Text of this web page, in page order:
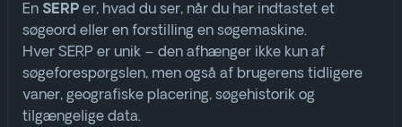
En SERP er, hvad du ser, når du har indtastet et
søgeord eller en forstilling en søgemaskine.
Hver SERP er unik – den afhænger ikke kun af
søgeforespørgslen, men også af brugerens tidligere
vaner, geografiske placering, søgehistorik og
tilgængelige data.